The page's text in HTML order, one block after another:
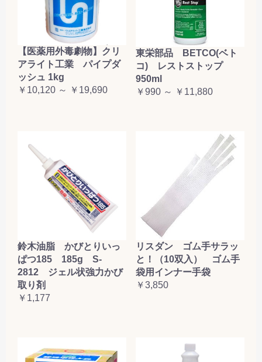
【医薬用外毒劇物】クリ
アライト工業 パイプダ
ッシュ 1kg
￥10,120 ～ ￥19,690
東栄部品 BETCO(ベト
コ) レストストップ
950ml
￥990 ～ ￥11,880
鈴木油脂 かびとりいっ
ぱつ185 185g S-
2812 ジェル状強力かび
取り剤
￥1,177
リスダン ゴム手サラッ
と！（10双入） ゴム手
袋用インナー手袋
￥3,850